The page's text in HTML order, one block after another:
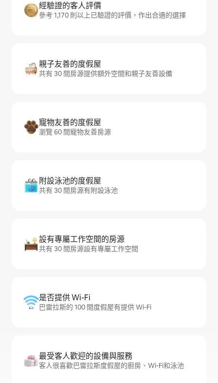
經驗證的客人評價
參考 1,170 則以上已驗證的評價，作出合適的選擇
親子友善的度假屋
共有 30 間房源提供額外空間和親子友善設備
寵物友善的度假屋
瀏覽 60 間寵物友善房源
附設泳池的度假屋
共有 30 間房源有附設泳池
設有專屬工作空間的房源
共有 30 間房源設有專屬工作空間
是否提供 Wi-Fi
巴雷拉斯的 100 間度假屋有提供 Wi-Fi
最受客人歡迎的設備與服務
客人很喜歡巴雷拉斯度假屋的廚房、Wi-Fi和泳池